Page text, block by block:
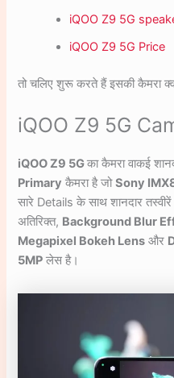
iQOO Z9 5G
iQOO Z9 5G Price
तो चलिए शुरू करते हैं इसकी कैमरा
iQOO Z9 5G
iQOO Z9 5Gका कैमरा वाकई
Primary कैमरा है जोSony
सारे Details के साथ शानदार
अतिरिक्त, Background Blur
Megapixel Bokeh Lens और
5MP लेस है।